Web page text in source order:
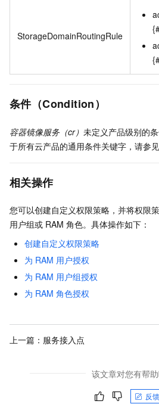
StorageDomainRoutingRule
条件（Condition）
容器镜像服务（cr） 未定义产品级别的
于所有云产品的通用条件关键字，请参见
相关操作
您可以创建自定义权限策略，并将权限
用户组或 RAM 角色。具体操作如下：
创建自定义权限策略
为 RAM 用户授权
为 RAM 用户组授权
为 RAM 角色授权
上一篇： 服务接入点
该文章对您有帮助
反馈